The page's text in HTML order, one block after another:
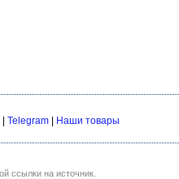
Telegram Наши товары
ссылки на источник.